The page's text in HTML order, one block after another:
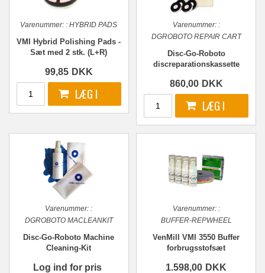
Varenummer: : HYBRID PADS
VMI Hybrid Polishing Pads -
Sæt med 2 stk. (L+R)
99,85 DKK
Varenummer::
DGROBOTO REPAIR CART
Disc-Go-Roboto
discreparationskassette
860,00 DKK
Varenummer: :
DGROBOTO MACLEANKIT
Disc-Go-Roboto Machine
Cleaning-Kit
Log ind for pris
Varenummer::
BUFFER-REPWHEEL
VenMill VMI 3550 Buffer
forbrugsstofsæt
1.598,00 DKK